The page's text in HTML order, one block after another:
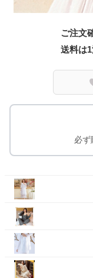
ご注文
送料は
必ず